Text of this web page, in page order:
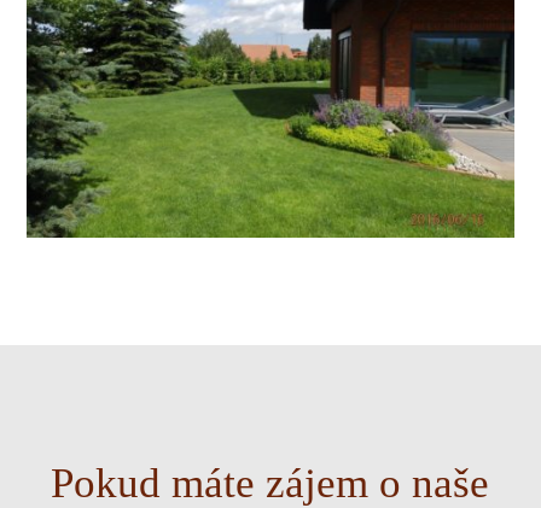
Pokud máte zájem o naše